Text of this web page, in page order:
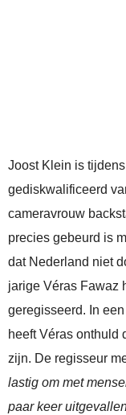
Joost Klein is
gediskwalificeerd
cameravrouw
precies gebeurd is
dat Nederland niet
jarige Véras Fawaz
geregisseerd. In
heeft Véras onthuld
zijn. De regisseur
lastig om met
paar keer